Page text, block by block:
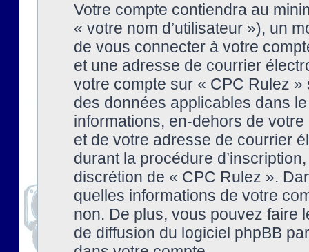
Votre compte contiendra au
« votre nom d’utilisateur »), un
de vous connecter à votre
et une adresse de courrier
votre compte sur « CPC Rulez
des données applicables dans
informations, en-dehors de
et de votre adresse de courrier
durant la procédure
discrétion de « CPC Rulez ».
quelles informations de votre
non. De plus, vous pouvez faire
de diffusion du logiciel phpBB